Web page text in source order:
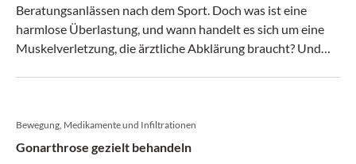
Beratungsanlässen nach dem Sport. Doch was ist eine
harmlose Überlastung, und wann handelt es sich um eine
Muskelverletzung, die ärztliche Abklärung braucht? Und
Bewegung, Medikamente und Infiltrationen
Gonarthrose gezielt behandeln